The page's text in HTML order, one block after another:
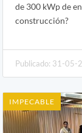
de 300 kWp de
construcción?
Publicado: 31-05-
IMPECABLE